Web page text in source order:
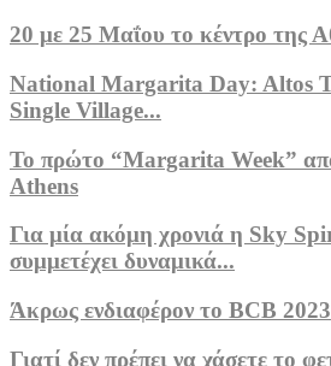
20 με 25 Μαΐου το κέντρο της
National Margarita Day: Altos
Single Village...
Το πρώτο “Margarita Week”
Athens
Για μία ακόμη χρονιά η Sky
συμμετέχει δυναμικά...
Άκρως ενδιαφέρον το BCB 2023
Γιατί δεν πρέπει να χάσετε το